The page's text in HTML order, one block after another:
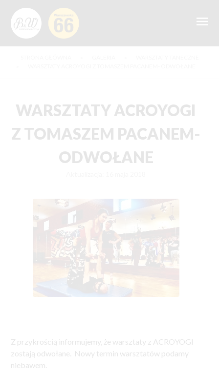
WARSZTATY ACROYOGI
Z TOMASZEM PACANEM-
ODWOŁANE
Z przykrością informujemy, że warsztaty z ACROYOGI
zostają odwołane. Nowy termin warsztatów podamy
niebawem.